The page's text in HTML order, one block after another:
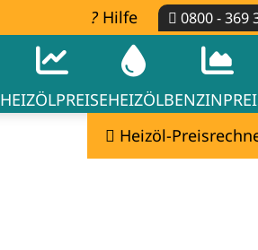
Hilfe 0800 - 369
HEIZÖLPREISEHEIZÖL
Heizöl-